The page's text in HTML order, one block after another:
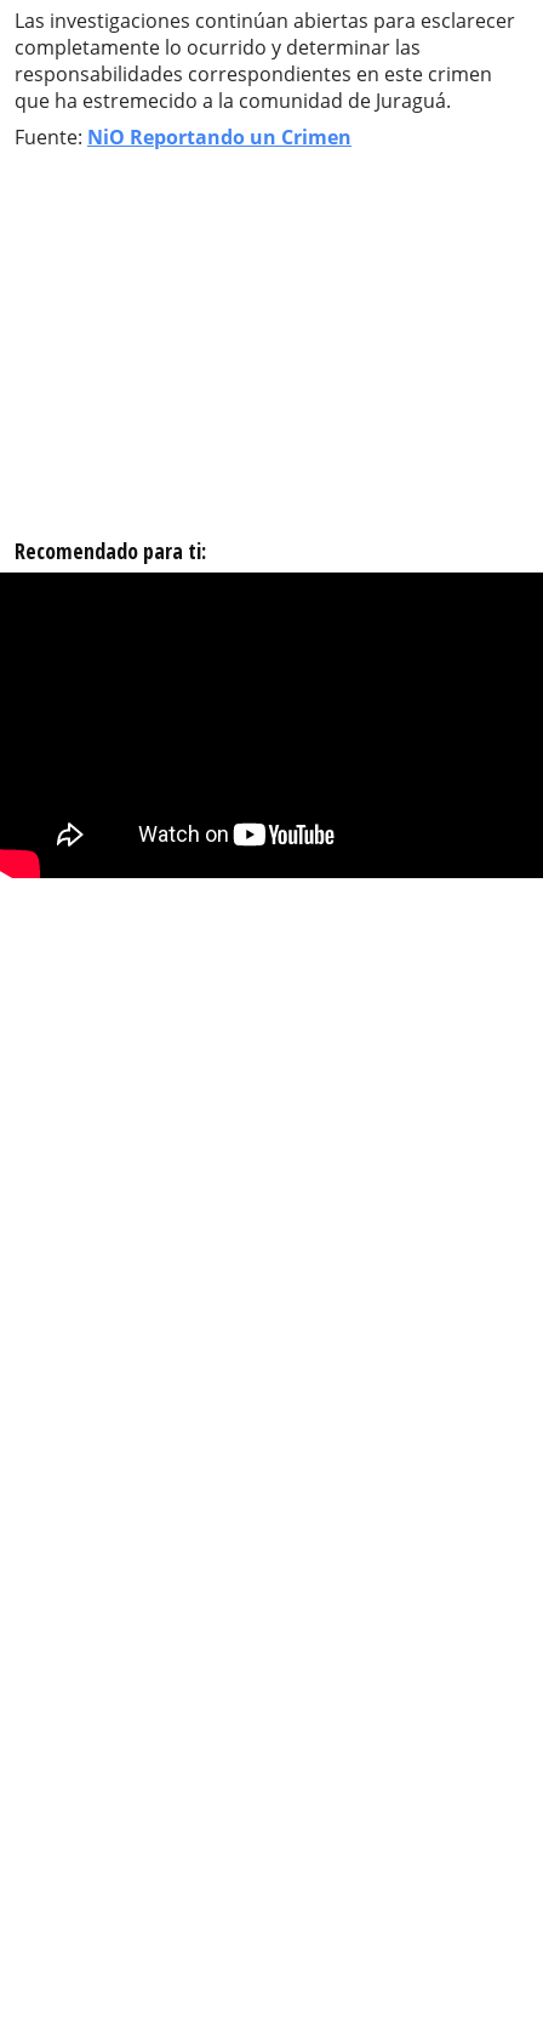
Las investigaciones continúan abiertas para esclarecer
completamente lo ocurrido y determinar las
responsabilidades correspondientes en este crimen
que ha estremecido a la comunidad de Juraguá.
Fuente: NiO Reportando un Crimen
Recomendado para ti: